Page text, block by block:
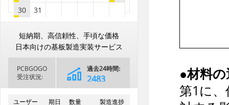
30
31
日
月 火 水 木 金
土
1
2 3
5
6
7 9 10 11
12
13
14 15 16 17 18
19
2026年 8月
August
日
月 火 水 木 金
土
2
3 5 6 7
8
9
10 11 12 13 14
15
16
17 18 19 21
22
短納期、高信頼性、手頃な価格
日本向けの基板製造実装サービス
PCBGOGO
受注状況:
過去24時間:
2790
過去30日間
68867
ユーザー 期日 数量 製造進捗
B8***8A
B8***2A
8.9
5
B8***1A
5
B8***1A
8.9
5
B8***1A
8.9
10
●材料
第1に